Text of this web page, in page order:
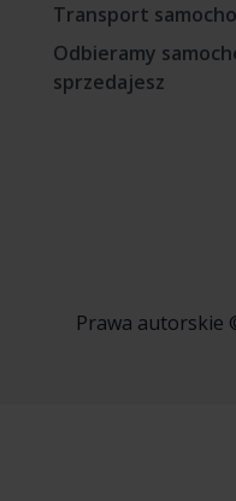
Transport
Odbieramy
sprzedajesz
Prawa autorskie